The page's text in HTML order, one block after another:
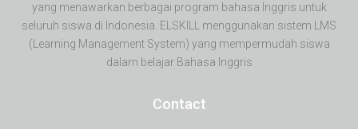
yang menawarkan berbagai program bahasa Inggris untuk
seluruh siswa di Indonesia. ELSKILL menggunakan sistem LMS
(Learning Management System) yang mempermudah siswa
dalam belajar Bahasa Inggris
Contact